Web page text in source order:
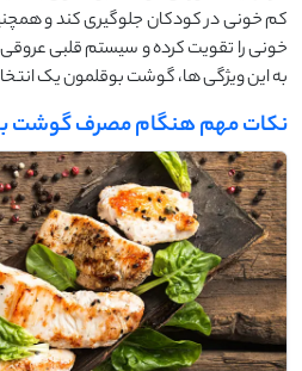
خونی را تقویت کرده و سیستم قلبی
به این ویژگی ‌ها، گوشت بوقلمون یک
نکات مهم هنگام مصرف گوشت